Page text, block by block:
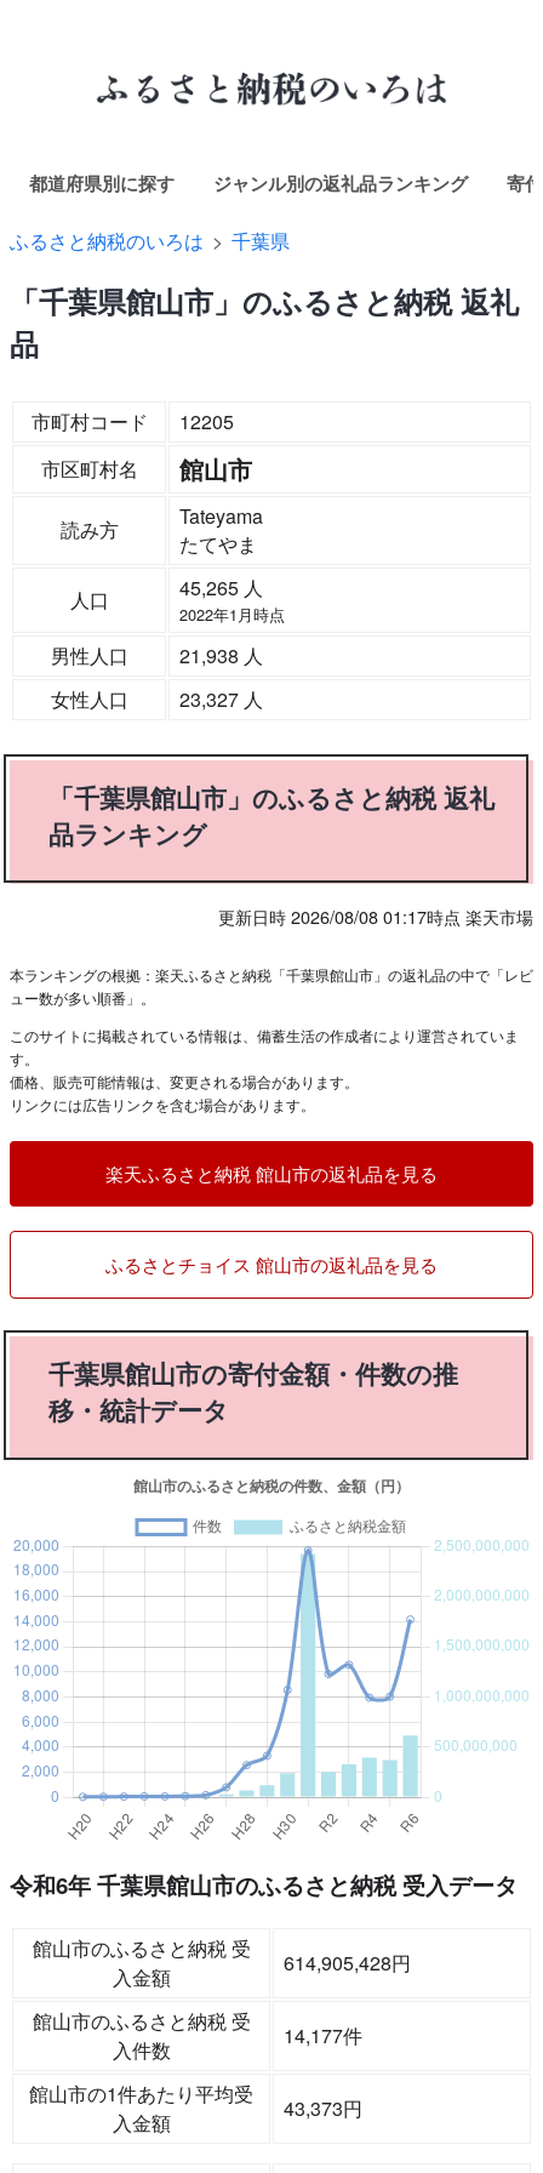
都道府県別に探す ジャンル別の返礼品ランキング 寄
ふるさと納税のいろは 千葉県
「千葉県館山市」のふるさと納税 返礼
品
市町村コード
12205
市区町村名
館山市
読み方
Tateyama
たてやま
人口
45,265 人
2022年1月時点
男性人口
21,938 人
女性人口
23,327 人
「千葉県館山市」のふるさと納税 返礼
品ランキング
更新日時 2026/08/08 01:17時点 楽天市場
本ランキングの根拠：楽天ふるさと納税「千葉県館山市」の返礼品の中で「レビ
ュー数が多い順番」。
このサイトに掲載されている情報は、備蓄生活の作成者により運営されていま
す。
価格、販売可能情報は、変更される場合があります。
リンクには広告リンクを含む場合があります。
楽天ふるさと納税 館山市の返礼品を見る
ふるさとチョイス 館山市の返礼品を見る
千葉県館山市の寄付金額・件数の推
移・統計データ
令和6年 千葉県館山市のふるさと納税 受入データ
館山市のふるさと納税 受
入金額
614,905,428円
館山市のふるさと納税 受
入件数
14,177件
館山市の1件あたり平均受
入金額
43,373円